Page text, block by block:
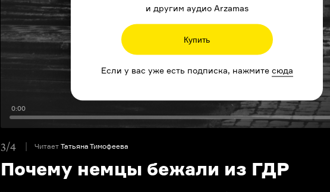
и другим аудио Arzamas
Купить
Если у вас уже есть подписка, нажмите сюда
0:00
3/4 Читает Татьяна Тимофеева
Почему немцы бежали из ГДР